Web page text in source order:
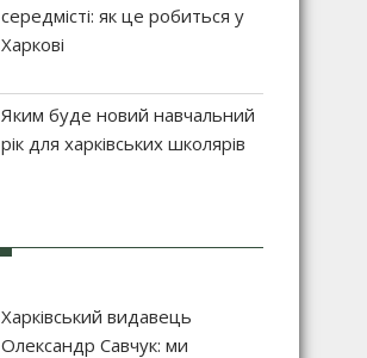
середмісті: як це робиться у
Харкові
Яким буде новий навчальний
рік для харківських школярів
Харківський видавець
Олександр Савчук: ми